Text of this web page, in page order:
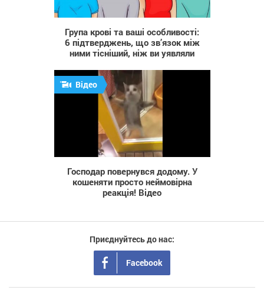
24 153
Група крові та ваші особливості:
6 підтверджень, що зв’язок між
ними тісніший, ніж ви уявляли
Відео
Господар повернувся додому. У
кошеняти просто неймовірна
реакція! Відео
Приєднуйтесь до нас:
Facebook